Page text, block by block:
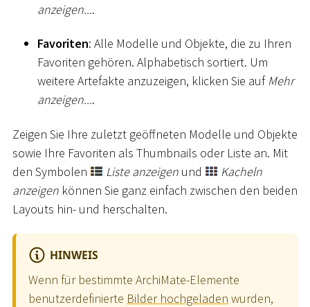
anzeigen....
Favoriten: Alle Modelle und Objekte, die zu Ihren
Favoriten gehören. Alphabetisch sortiert. Um
weitere Artefakte anzuzeigen, klicken Sie aufMehr
anzeigen....
Zeigen Sie Ihre zuletzt geöffneten Modelle und Objekte
sowie Ihre Favoriten als Thumbnails oder Liste an. Mit
den Symbolen
Liste anzeigen und
Kacheln
anzeigen können Sie ganz einfach zwischen den beiden
Layouts hin- und herschalten.
HINWEIS
Wenn für bestimmte ArchiMate-Elemente
benutzerdefinierte Bilder hochgeladen wurden,